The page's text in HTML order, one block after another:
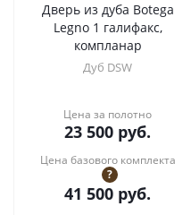
Дверь из дуба Botega
Legno 1 галифакс,
компланар
Дуб DSW
Цена за полотно
23 500 руб.
Цена базового комплекта
?
41 500 руб.